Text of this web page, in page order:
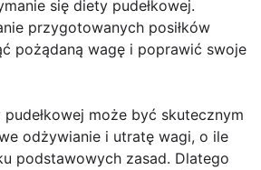
się diety pudełkowej.
przygotowanych posiłków
pożądaną wagę i poprawić swoje
może być skutecznym
odżywianie i utratę wagi, o ile
podstawowych zasad. Dlatego